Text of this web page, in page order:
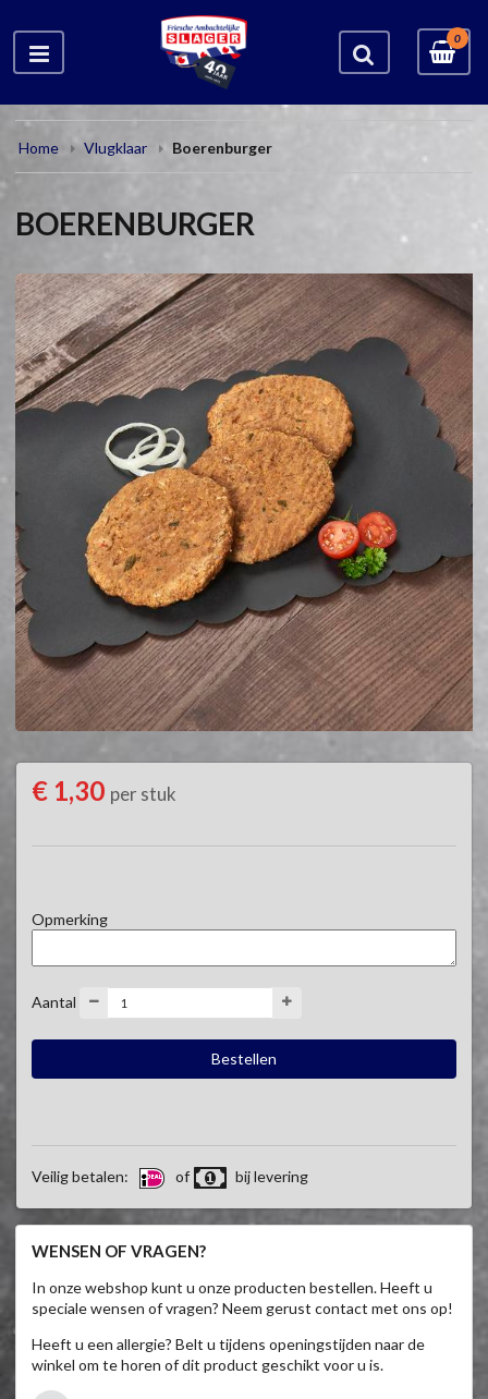
0
Home Vlugklaar Boerenburger
BOERENBURGER
€ 1,30 per stuk
Opmerking
Aantal
Veilig betalen: of bij levering
WENSEN OF VRAGEN?
In onze webshop kunt u onze producten bestellen. Heeft u
speciale wensen of vragen? Neem gerust contact met ons op!
Heeft u een allergie? Belt u tijdens openingstijden naar de
winkel om te horen of dit product geschikt voor u is.